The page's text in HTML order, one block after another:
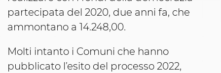
partecipata del 2020, due anni fa, che
ammontano a 14.248,00.
Molti intanto i Comuni che hanno
pubblicato l’esito del processo 2022,